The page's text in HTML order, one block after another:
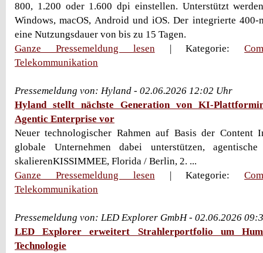
800, 1.200 oder 1.600 dpi einstellen. Unterstützt
Windows, macOS, Android und iOS. Der integrierte
eine Nutzungsdauer von bis zu 15 Tagen.
Ganze Pressemeldung lesen| Kategorie:
Telekommunikation
Pressemeldung von: Hyland - 02.06.2026 12:02 Uhr
Hyland stellt nächste Generation von KI-
Agentic Enterprise vor
Neuer technologischer Rahmen auf Basis der Content
globale Unternehmen dabei unterstützen,
skalierenKISSIMMEE, Florida / Berlin, 2. ...
Ganze Pressemeldung lesen| Kategorie:
Telekommunikation
Pressemeldung von: LED Explorer GmbH - 02.06.2026
LED Explorer erweitert Strahlerportfolio um
Technologie